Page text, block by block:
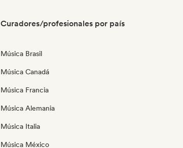
Curadores/profesionales por país
Música Brasil
Música Canadá
Música Francia
Música Alemania
Música Italia
Música México